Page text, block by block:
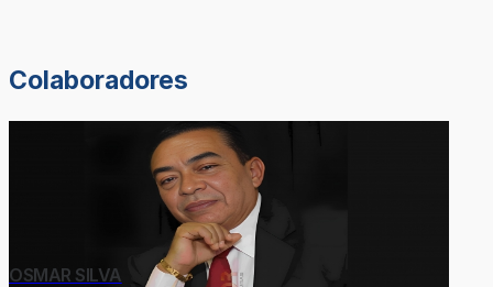
Colaboradores
OSMAR SILVA